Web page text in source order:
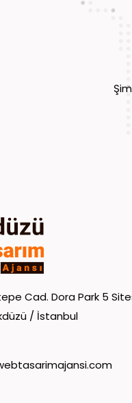
Cad. Dora Park 5
/ İstanbul